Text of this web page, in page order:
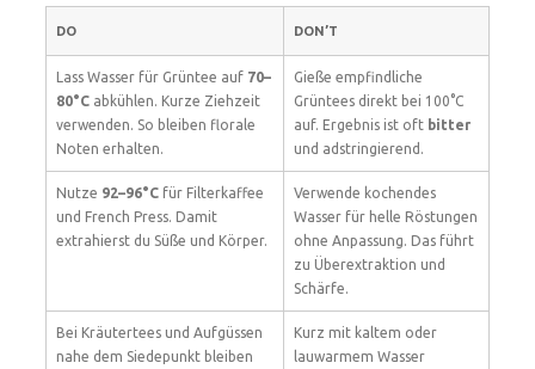
DO DON’T
Lass Wasser für Grüntee auf 70–
80°C abkühlen. Kurze Ziehzeit
verwenden. So bleiben florale
Noten erhalten.
Gieße empfindliche
Grüntees direkt bei 100°C
auf. Ergebnis ist oft bitter
und adstringierend.
Nutze 92–96°C für Filterkaffee
und French Press. Damit
extrahierst du Süße und Körper.
Verwende kochendes
Wasser für helle Röstungen
ohne Anpassung. Das führt
zu Überextraktion und
Schärfe.
Bei Kräutertees und Aufgüssen
nahe dem Siedepunkt bleiben
Kurz mit kaltem oder
lauwarmem Wasser